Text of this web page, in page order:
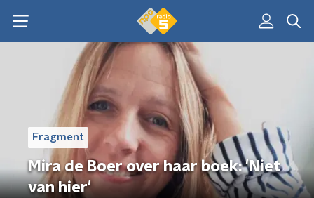
Fragment
Mira de Boer over haar boek: 'Niet
van hier'